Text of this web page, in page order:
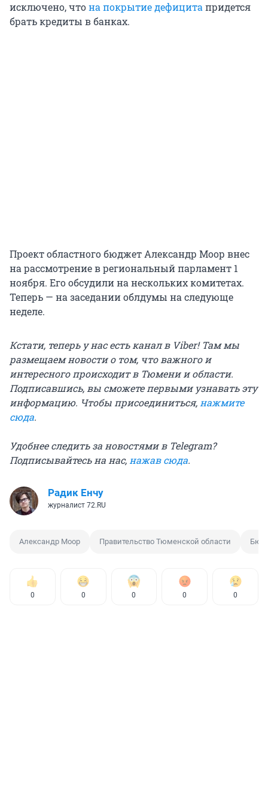
исключено, чтона покрытие дефицитапридется
брать кредиты в банках.
Проект областного бюджет Александр Моор внес
на рассмотрение в региональный парламент 1
ноября. Его обсудили на нескольких комитетах.
Теперь — на заседании облдумы на следующе
неделе.
Кстати, теперь у нас есть канал в Viber! Там мы
размещаем новости о том, что важного и
интересного происходит в Тюмени и области.
Подписавшись, вы сможете первыми узнавать эту
информацию. Чтобы присоединиться,нажмите
сюда.
Удобнее следить за новостями в Telegram?
Подписывайтесь на нас,нажав сюда.
Радик Енчу
журналист 72.RU
Александр Моор Правительство Тюменской области
0 0 0 0 0